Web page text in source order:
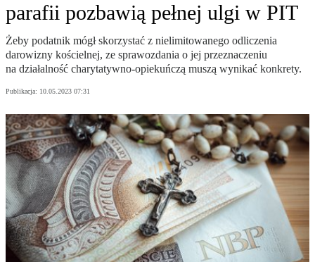
parafii pozbawią pełnej ulgi w PIT
Żeby podatnik mógł skorzystać z nielimitowanego odliczenia
darowizny kościelnej, ze sprawozdania o jej przeznaczeniu
na działalność charytatywno-opiekuńczą muszą wynikać konkrety.
Publikacja: 10.05.2023 07:31